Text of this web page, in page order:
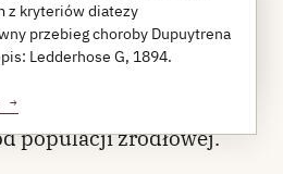
z kryteriów diatezy
przebieg choroby Dupuytrena
Ledderhose G, 1894.
→
Br. 2004;29(5):427-430.
REFERENCES ↓
modeli
populacji źródłowej.